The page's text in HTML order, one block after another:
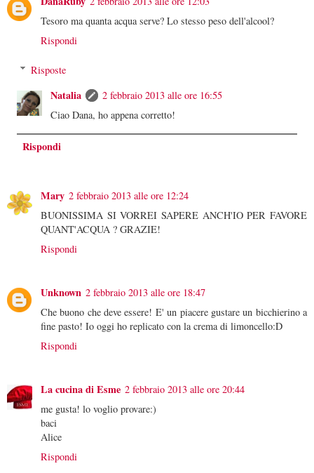
Tesoro ma quanta acqua serve? Lo stesso peso dell'alcool?
Rispondi
Risposte
Natalia
2 febbraio 2013 alle ore 16:55
Ciao Dana, ho appena corretto!
Rispondi
Mary 2 febbraio 2013 alle ore 12:24
BUONISSIMA SI VORREI SAPERE ANCH'IO PER FAVORE
QUANT'ACQUA ? GRAZIE!
Rispondi
Unknown 2 febbraio 2013 alle ore 18:47
Che buono che deve essere! E' un piacere gustare un bicchierino a
fine pasto! Io oggi ho replicato con la crema di limoncello:D
Rispondi
La cucina di Esme 2 febbraio 2013 alle ore 20:44
me gusta! lo voglio provare:)
baci
Alice
Rispondi